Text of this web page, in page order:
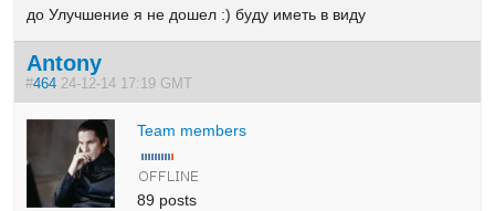
до Улучшение я не дошел :) буду иметь в виду
Antony
#464 24-12-14 17:19 GMT
Team members
89 posts